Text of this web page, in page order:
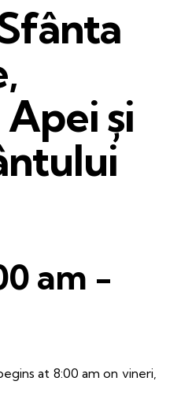
și
am -
at 8:00 am on vineri,